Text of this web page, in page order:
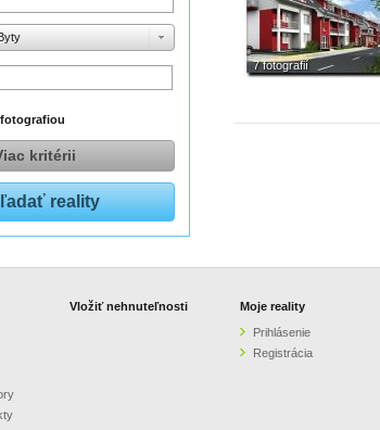
kritérii
7 fotografií
Vložiť nehnuteľnosti
Moje reality
Prihlásenie
Registrácia